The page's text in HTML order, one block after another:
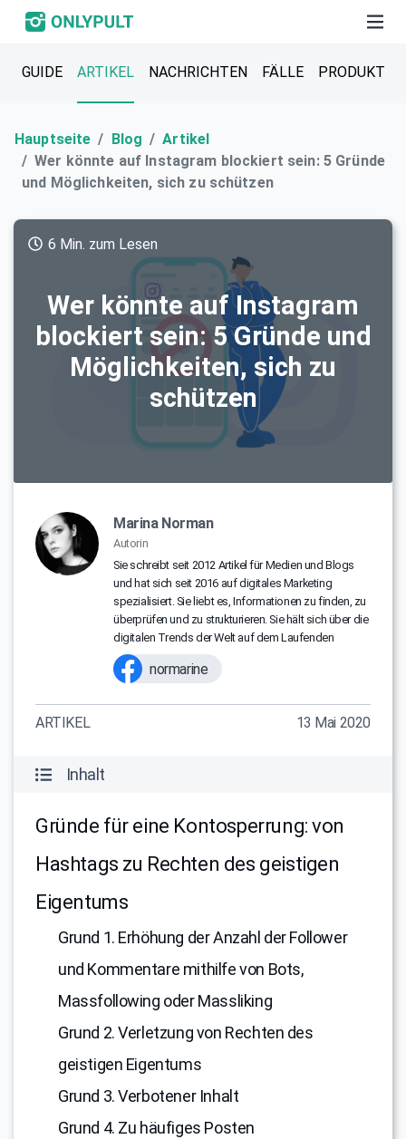
GUIDE ARTIKEL NACHRICHTEN FÄLLE PRODUKT
Hauptseite Blog
Artikel
Wer könnte auf Instagram blockiert sein: 5 Gründe
und Möglichkeiten, sich zu schützen
Wer könnte auf Instagram
blockiert sein: 5 Gründe und
Möglichkeiten, sich zu
schützen
6 Min. zum Lesen
Marina Norman
Autorin
Sie schreibt seit 2012 Artikel für Medien und Blogs
und hat sich seit 2016 auf digitales Marketing
spezialisiert. Sie liebt es, Informationen zu finden, zu
überprüfen und zu strukturieren. Sie hält sich über die
digitalen Trends der Welt auf dem Laufenden
normarine
ARTIKEL 13 Mai 2020
Inhalt
Gründe für eine Kontosperrung: von
Hashtags zu Rechten des geistigen
Eigentums
Grund 1. Erhöhung der Anzahl der Follower
und Kommentare mithilfe von Bots,
Massfollowing oder Massliking
Grund 2. Verletzung von Rechten des
geistigen Eigentums
Grund 3. Verbotener Inhalt
Grund 4. Zu häufiges Posten